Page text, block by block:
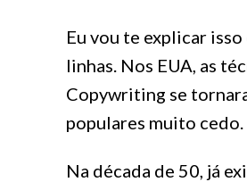
Eu vou te explicar isso
linhas. Nos EUA, as
Copywriting se
populares muito cedo.
Na década de 50, já